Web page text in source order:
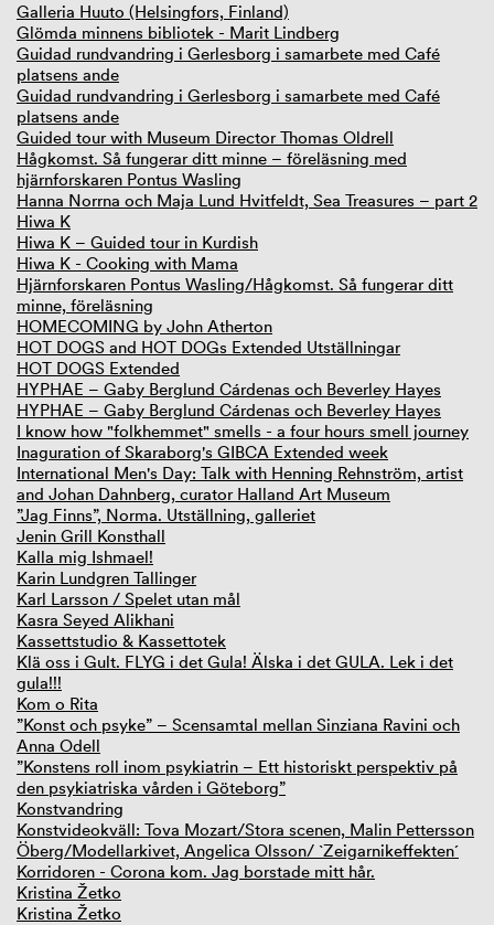
Galleria Huuto (Helsingfors, Finland)
Glömda minnens bibliotek - Marit Lindberg
Guidad rundvandring i Gerlesborg i samarbete med Café
platsens ande
Guidad rundvandring i Gerlesborg i samarbete med Café
platsens ande
Guided tour with Museum Director Thomas Oldrell
Hågkomst. Så fungerar ditt minne – föreläsning med
hjärnforskaren Pontus Wasling
Hanna Norrna och Maja Lund Hvitfeldt, Sea Treasures – part 2
Hiwa K
Hiwa K – Guided tour in Kurdish
Hiwa K - Cooking with Mama
Hjärnforskaren Pontus Wasling/Hågkomst. Så fungerar ditt
minne, föreläsning
HOMECOMING by John Atherton
HOT DOGS and HOT DOGs Extended Utställningar
HOT DOGS Extended
HYPHAE – Gaby Berglund Cárdenas och Beverley Hayes
HYPHAE – Gaby Berglund Cárdenas och Beverley Hayes
I know how "folkhemmet" smells - a four hours smell journey
Inaguration of Skaraborg's GIBCA Extended week
International Men's Day: Talk with Henning Rehnström, artist
and Johan Dahnberg, curator Halland Art Museum
”Jag Finns”, Norma. Utställning, galleriet
Jenin Grill Konsthall
Kalla mig Ishmael!
Karin Lundgren Tallinger
Karl Larsson / Spelet utan mål
Kasra Seyed Alikhani
Kassettstudio & Kassettotek
Klä oss i Gult. FLYG i det Gula! Älska i det GULA. Lek i det
gula!!!
Kom o Rita
”Konst och psyke” – Scensamtal mellan Sinziana Ravini och
Anna Odell
”Konstens roll inom psykiatrin – Ett historiskt perspektiv på
den psykiatriska vården i Göteborg”
Konstvandring
Konstvideokväll: Tova Mozart/Stora scenen, Malin Pettersson
Öberg/Modellarkivet, Angelica Olsson/ `Zeigarnikeffekten´
Korridoren - Corona kom. Jag borstade mitt hår.
Kristina Žetko
Kristina Žetko